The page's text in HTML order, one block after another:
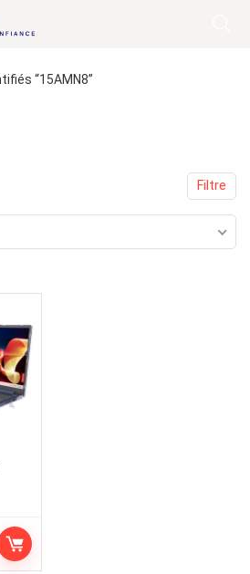
“15AMN8”
Filtre